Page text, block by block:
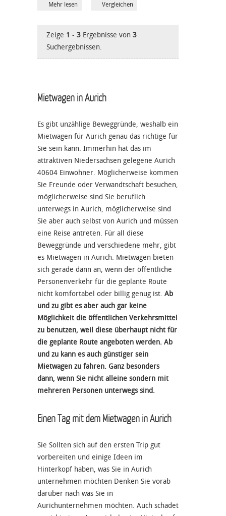
Mehr lesen Vergleichen
Zeige 1 - 3 Ergebnisse von 3
Suchergebnissen.
Mietwagen in Aurich
Es gibt unzählige Beweggründe, weshalb ein
Mietwagen für Aurich genau das richtige für
Sie sein kann. Immerhin hat das im
attraktiven Niedersachsen gelegene Aurich
40604 Einwohner. Möglicherweise kommen
Sie Freunde oder Verwandtschaft besuchen,
möglicherweise sind Sie beruflich
unterwegs in Aurich, möglicherweise sind
Sie aber auch selbst von Aurich und müssen
eine Reise antreten. Für all diese
Beweggründe und verschiedene mehr, gibt
es Mietwagen in Aurich. Mietwagen bieten
sich gerade dann an, wenn der öffentliche
Personenverkehr für die geplante Route
nicht komfortabel oder billig genug ist. Ab
und zu gibt es aber auch gar keine
Möglichkeit die öffentlichen Verkehrsmittel
zu benutzen, weil diese überhaupt nicht für
die geplante Route angeboten werden. Ab
und zu kann es auch günstiger sein
Mietwagen zu fahren. Ganz besonders
dann, wenn Sie nicht alleine sondern mit
mehreren Personen unterwegs sind.
Einen Tag mit dem Mietwagen in Aurich
Sie Sollten sich auf den ersten Trip gut
vorbereiten und einige Ideen im
Hinterkopf haben, was Sie in Aurich
unternehmen möchten Denken Sie vorab
darüber nach was Sie in
Aurichunternehmen möchten. Auch schadet